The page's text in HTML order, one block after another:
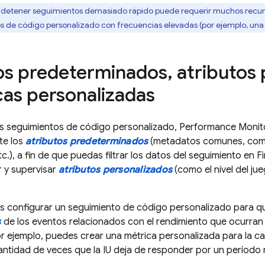
seguimientos demasiado rápido puede requerir muchos
de código personalizado con frecuencias elevadas (por ejemplo,
predeterminados, atributos
personalizadas
seguimientos de código personalizado, Performance
los atributos predeterminados(metadatos comunes,
a fin de que puedas filtrar los datos del seguimiento en
y supervisar atributos personalizados(como el nivel del
configurar un seguimiento de código personalizado para
de los eventos relacionados con el rendimiento que
ejemplo, puedes crear una métrica personalizada para la
de veces que la IU deja de responder por un período